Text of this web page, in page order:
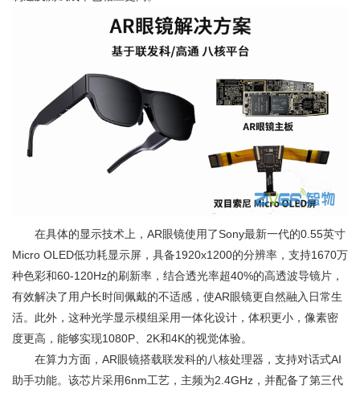
在具体的显示技术上，AR眼镜使用了Sony最新一代的0.55英寸
Micro OLED低功耗显示屏，具备1920x1200的分辨率，支持1670万
种色彩和60-120Hz的刷新率，结合透光率超40%的高透波导镜片，
有效解决了用户长时间佩戴的不适感，使AR眼镜更自然融入日常生
活。此外，这种光学显示模组采用一体化设计，体积更小，像素密
度更高，能够实现1080P、2K和4K的视觉体验。
在算力方面，AR眼镜搭载联发科的八核处理器，支持对话式AI
助手功能。该芯片采用6nm工艺，主频为2.4GHz，并配备了第三代